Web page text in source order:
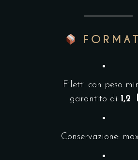
Filetti con peso
garantito di 1,2
Conservazione: max